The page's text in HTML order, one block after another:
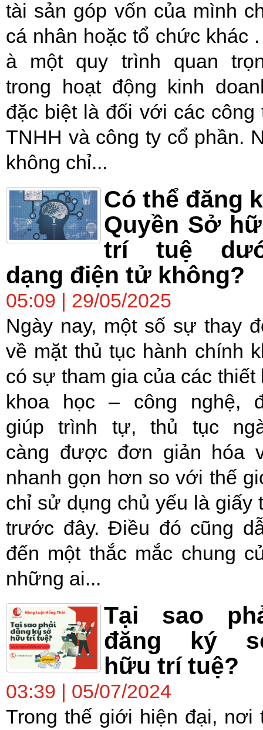
tài sản góp vốn của mình
cá nhân hoặc tổ chức khác
à một quy trình quan
trong hoạt động kinh
đặc biệt là đối với các công
TNHH và công ty cổ phần.
không chỉ...
Có thể đăng
Quyền Sở
trí tuệ
dạng điện tử không?
05:09 | 29/05/2025
Ngày nay, một số sự thay
về mặt thủ tục hành chính
có sự tham gia của các thiết
khoa học – công nghệ,
giúp trình tự, thủ tục
càng được đơn giản hóa
nhanh gọn hơn so với thế
chỉ sử dụng chủ yếu là giấy
trước đây. Điều đó cũng
đến một thắc mắc chung
những ai...
Tại sao
đăng ký
hữu trí tuệ?
03:39 | 05/07/2024
Trong thế giới hiện đại, nơi